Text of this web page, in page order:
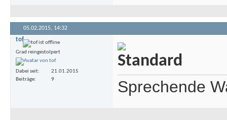
05.02.2015, 14:32
tof
Grad reingestolpert
Dabei seit
21.01.2015
Beiträge
9 Sprechende